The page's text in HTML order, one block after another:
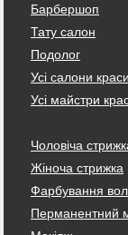
Барбершоп
Тату салон
Подолог
Усі салони краси
Усі майстри
Чоловіча
Жіноча стрижка
Фарбування
Перманентний